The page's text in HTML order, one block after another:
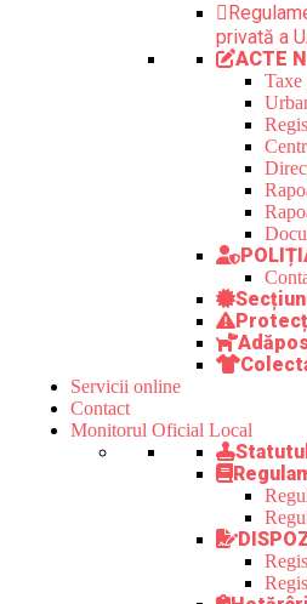
privată a
ACTE
Taxe
Servicii online
Contact
Monitorul Oficial Local